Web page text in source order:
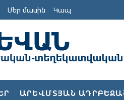
Մեր մասին Կապ
ԱՐԵՎՄՏՅԱՆ